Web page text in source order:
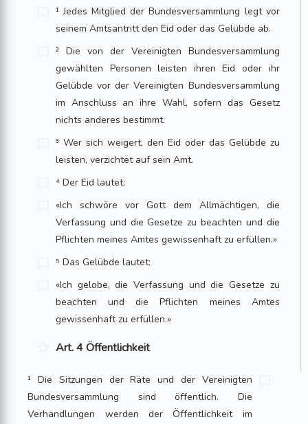
¹ Jedes Mitglied der Bundesversammlung legt vor
seinem Amtsantritt den Eid oder das Gelübde ab.
² Die von der Vereinigten Bundesversammlung
gewählten Personen leisten ihren Eid oder ihr
Gelübde vor der Vereinigten Bundesversammlung
im Anschluss an ihre Wahl, sofern das Gesetz
nichts anderes bestimmt.
³ Wer sich weigert, den Eid oder das Gelübde zu
leisten, verzichtet auf sein Amt.
⁴ Der Eid lautet:
«Ich schwöre vor Gott dem Allmächtigen, die
Verfassung und die Gesetze zu beachten und die
Pflichten meines Amtes gewissenhaft zu erfüllen.»
⁵ Das Gelübde lautet:
«Ich gelobe, die Verfassung und die Gesetze zu
beachten und die Pflichten meines Amtes
gewissenhaft zu erfüllen.»
Art. 4 Öffentlichkeit
¹ Die Sitzungen der Räte und der Vereinigten
Bundesversammlung sind öffentlich. Die
Verhandlungen werden der Öffentlichkeit im